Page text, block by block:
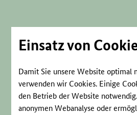
Einsatz von
Damit Sie unsere Website optimal
verwenden wir Cookies. Einige
den Betrieb der Website
anonymen Webanalyse oder